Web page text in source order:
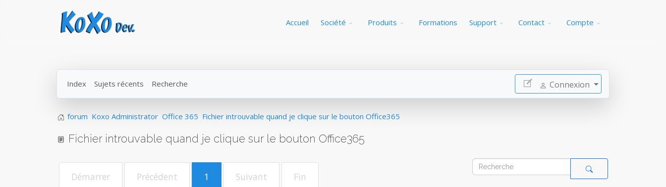
Accueil Société Produits Formations Support Contact Compte
Index Sujets récents Recherche Connexion
forum Koxo Administrator Office 365 Fichier introuvable quand je clique sur le bouton Office365
Fichier introuvable quand je clique sur le bouton Office365
Démarrer Précédent 1 Suivant Fin